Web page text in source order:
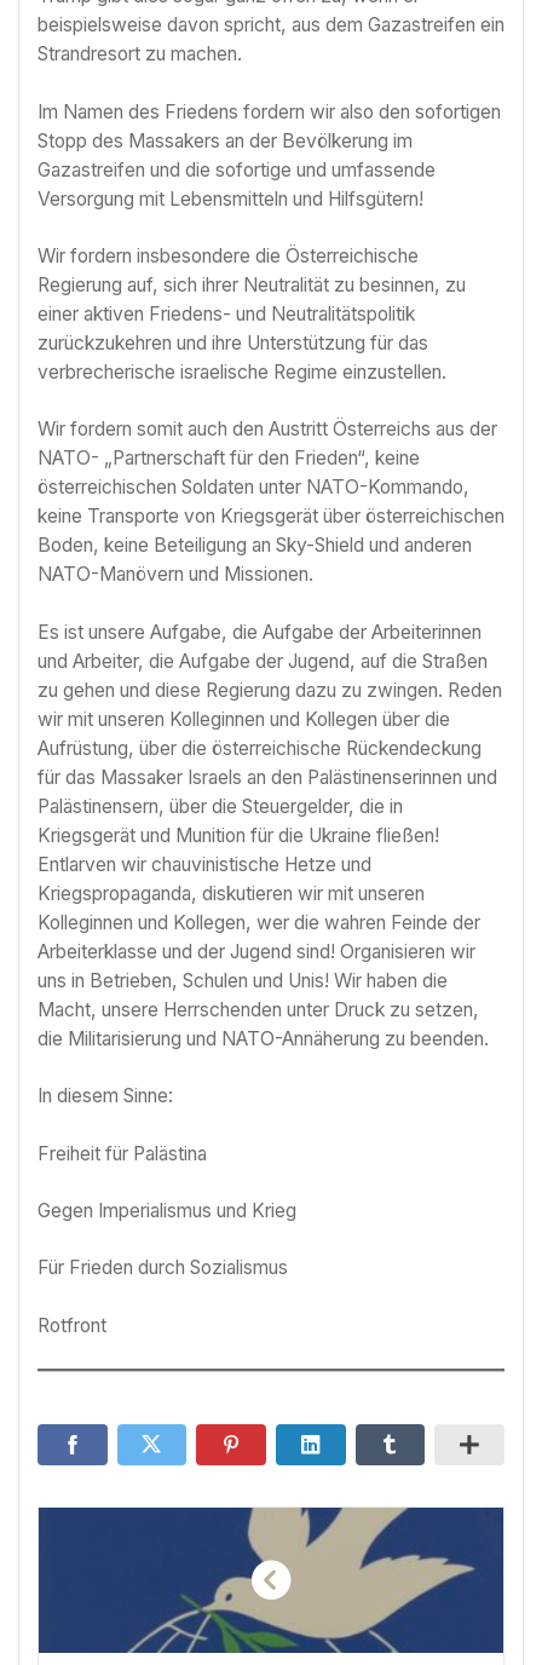
beispielsweise davon spricht, aus dem Gazastreifen ein
Strandresort zu machen.
Im Namen des Friedens fordern wir also den sofortigen
Stopp des Massakers an der Bevölkerung im
Gazastreifen und die sofortige und umfassende
Versorgung mit Lebensmitteln und Hilfsgütern!
Wir fordern insbesondere die Österreichische
Regierung auf, sich ihrer Neutralität zu besinnen, zu
einer aktiven Friedens- und Neutralitätspolitik
zurückzukehren und ihre Unterstützung für das
verbrecherische israelische Regime einzustellen.
Wir fordern somit auch den Austritt Österreichs aus der
NATO- „Partnerschaft für den Frieden“, keine
österreichischen Soldaten unter NATO-Kommando,
keine Transporte von Kriegsgerät über österreichischen
Boden, keine Beteiligung an Sky-Shield und anderen
NATO-Manövern und Missionen.
Es ist unsere Aufgabe, die Aufgabe der Arbeiterinnen
und Arbeiter, die Aufgabe der Jugend, auf die Straßen
zu gehen und diese Regierung dazu zu zwingen. Reden
wir mit unseren Kolleginnen und Kollegen über die
Aufrüstung, über die österreichische Rückendeckung
für das Massaker Israels an den Palästinenserinnen und
Palästinensern, über die Steuergelder, die in
Kriegsgerät und Munition für die Ukraine fließen!
Entlarven wir chauvinistische Hetze und
Kriegspropaganda, diskutieren wir mit unseren
Kolleginnen und Kollegen, wer die wahren Feinde der
Arbeiterklasse und der Jugend sind! Organisieren wir
uns in Betrieben, Schulen und Unis! Wir haben die
Macht, unsere Herrschenden unter Druck zu setzen,
die Militarisierung und NATO-Annäherung zu beenden.
In diesem Sinne:
Freiheit für Palästina
Gegen Imperialismus und Krieg
Für Frieden durch Sozialismus
Rotfront